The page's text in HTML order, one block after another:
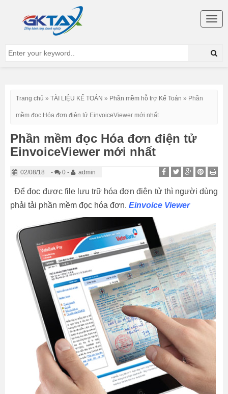
Trang chủ » TÀI LIỆU KẾ TOÁN » Phần mềm hỗ trợ Kế Toán » Phần
mềm đọc Hóa đơn điện tử EinvoiceViewer mới nhất
Phần mềm đọc Hóa đơn điện tử
EinvoiceViewer mới nhất
02/08/18 - 0 - admin
Để đọc được file lưu trữ hóa đơn điện tử thì người dùng
phải tải phần mềm đọc hóa đơn. Einvoice Viewer